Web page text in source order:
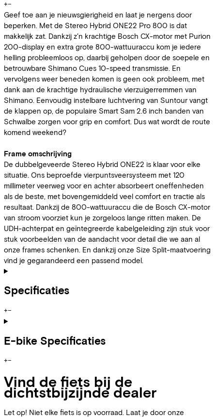
+−
Geef toe aan je nieuwsgierigheid en laat je nergens door
beperken. Met de Stereo Hybrid ONE22 Pro 800 is dat
makkelijk zat. Dankzij z'n krachtige Bosch CX-motor met Purion
200-display en extra grote 800-wattuuraccu kom je iedere
helling probleemloos op, daarbij geholpen door de soepele en
betrouwbare Shimano Cues 10-speed transmissie. En
vervolgens weer beneden komen is geen ook probleem, met
dank aan de krachtige hydraulische vierzuigerremmen van
Shimano. Eenvoudig instelbare luchtvering van Suntour vangt
de klappen op, de populaire Smart Sam 2.6 inch banden van
Schwalbe zorgen voor grip en comfort. Dus wat wordt de route
komend weekend?
Frame omschrijving
De dubbelgeveerde Stereo Hybrid ONE22 is klaar voor elke
situatie. Ons beproefde vierpuntsveersysteem met 120
millimeter veerweg voor en achter absorbeert oneffenheden
als de beste, met bovengemiddeld veel comfort en tractie als
resultaat. Dankzij de 800-wattuuraccu die de Bosch CX-motor
van stroom voorziet kun je zorgeloos lange ritten maken. De
UDH-achterpat en geïntegreerde kabelgeleiding zijn stuk voor
stuk voorbeelden van de aandacht voor detail die we aan al
onze frames schenken. En dankzij onze Size Split-maatvoering
vind je gegarandeerd een passend model.
Specificaties
+−
E-bike Specificaties
+−
Vind de fiets bij de
dichtstbijzijnde dealer
Let op! Niet elke fiets is op voorraad. Laat je door onze